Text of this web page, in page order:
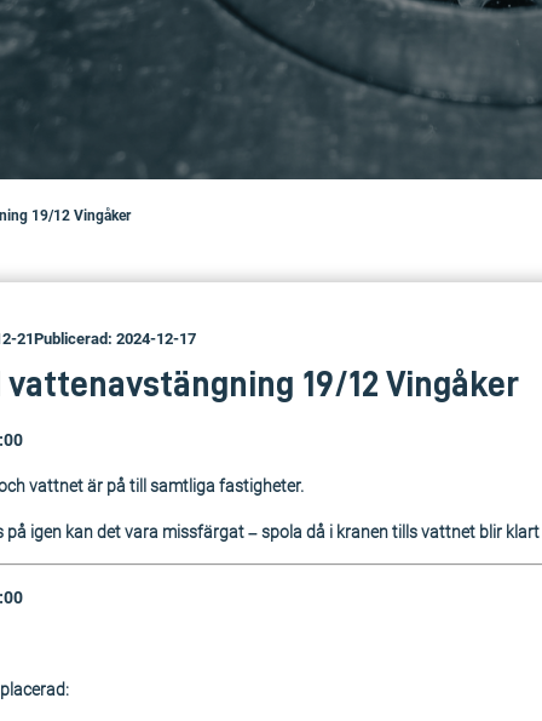
19/12 Vingåker
21Publicerad: 2024-12-17
vattenavstängning 19/12 Vingåker
vattnet är på till samtliga fastigheter.
på igen kan det vara missfärgat – spola då i kranen tills vattnet blir klart